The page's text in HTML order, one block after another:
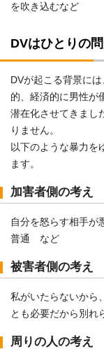
を吹き込むなど
DVはひとりの
DVが起こる背景に
的、経済的に男性が
潜在化させてきまし
りません。
以下のような暴力を
ます。
加害者側の考え
自分を怒らす相手が
普通 など
被害者側の考え
私がいたらないから
とも必要だから別
周りの人の考え